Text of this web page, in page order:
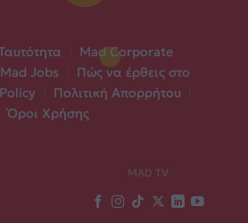
Mad Corporate
Mad Jobs
Πώς να έρθεις στο
Πολιτική Απορρήτου
Όροι Χρήσης
MAD TV